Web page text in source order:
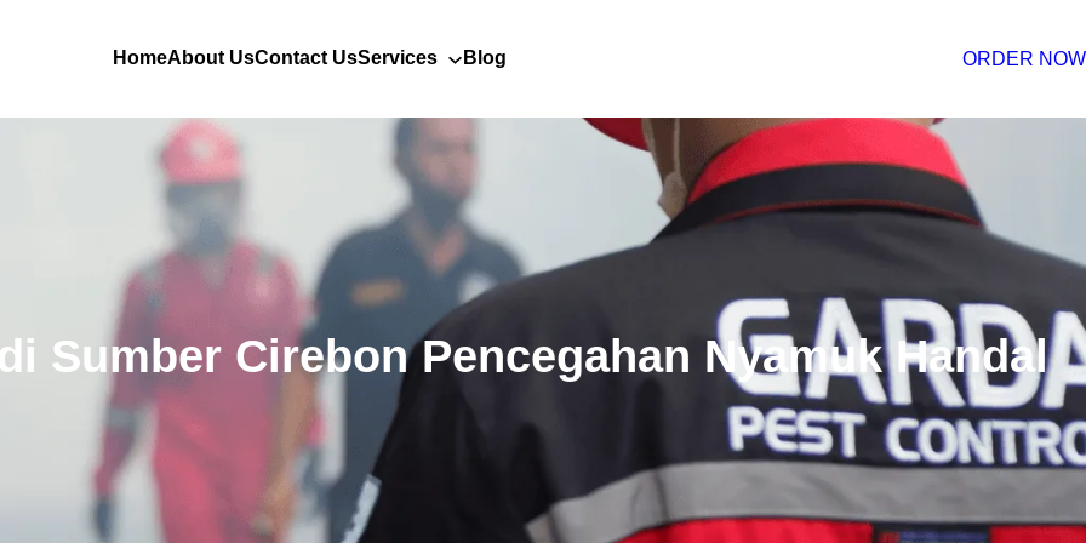
HomeAbout UsContact UsServices Blog ORDER NOW
Sumber Cirebon Pencegahan Nyamuk Handal